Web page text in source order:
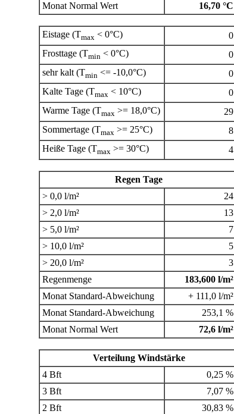
Monat Normal Wert
16,70 °C
Eistage (Tmax < 0°C)
0
Frosttage (Tmin < 0°C)
0
sehr kalt (Tmin <= -10,0°C)
0
Kalte Tage (Tmax < 10°C)
0
Warme Tage (Tmax >= 18,0°C)
29
Sommertage (Tmax >= 25°C)
8
Heiße Tage (Tmax >= 30°C) 4
Regen Tage
> 0,0 l/m²
24
> 2,0 l/m²
13
> 5,0 l/m²
7
> 10,0 l/m²
5
> 20,0 l/m²
3
Regenmenge
183,600 l/m²
Monat Standard-Abweichung
+ 111,0 l/m²
Monat Standard-Abweichung
253,1 %
Monat Normal Wert
72,6 l/m²
Verteilung Windstärke
4 Bft
0,25 %
3 Bft
7,07 %
2 Bft
30,83 %